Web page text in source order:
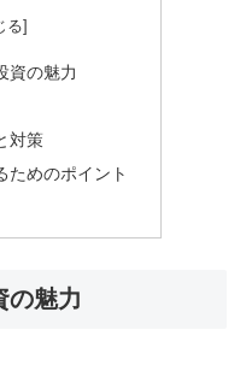
資の魅力
対策
ためのポイント
の魅力